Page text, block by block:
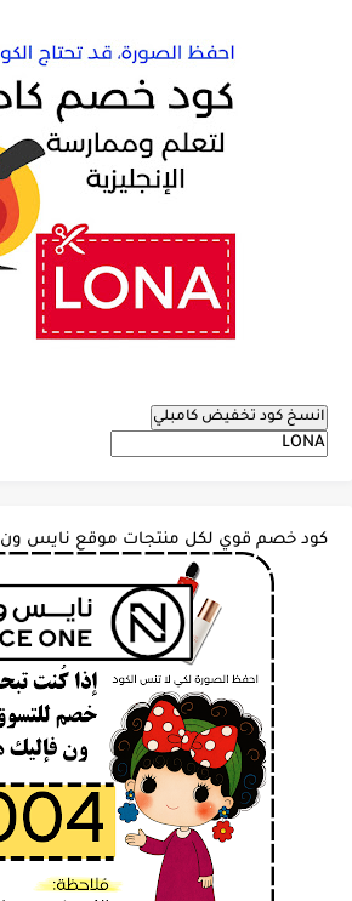
انسخ كود تخفيض كامبلي
كود خصم قوي لكل منتجات موقع نايس ون Nice One